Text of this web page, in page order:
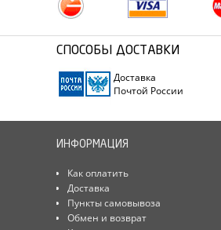
СПОСОБЫ ДОСТАВКИ
Доставка
Почтой России
ИНФОРМАЦИЯ
Как оплатить
Доставка
Пункты самовывоза
Обмен и возврат